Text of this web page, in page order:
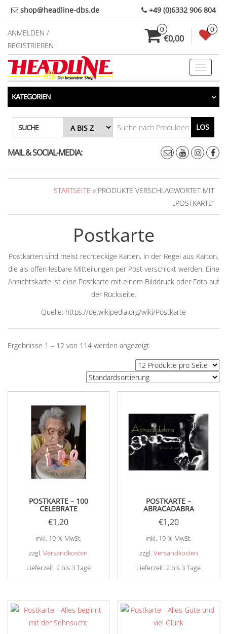
Direkt
zum
Inhalt
shop@headline-dbs.de +49 (0)6332 906 804
ANMELDEN /
REGISTRIEREN
0
€0,00
0
Toggle
KATEGORIEN
SUCHE LOS
MAIL & SOCIAL-MEDIA:
STARTSEITE » PRODUKTE VERSCHLAGWORTET MIT
„POSTKARTE“
Postkarte
Postkarten sind meist rechteckige Karten, in der Regel aus Karton,
die als offen lesbare Mitteilungen per Post verschickt werden. Eine
Ansichtskarte ist eine Postkarte mit einem Bilddruck oder Foto auf
der Rückseite.
Quelle: https://de.wikipedia.org/wiki/Postkarte
Ergebnisse 1 – 12 von 114 werden angezeigt
POSTKARTE – 100
CELEBRATE
€1,20
inkl. 19 % MwSt.
zzgl.Versandkosten
Lieferzeit: 2 bis 3 Tage
POSTKARTE –
ABRACADABRA
€1,20
inkl. 19 % MwSt.
zzgl. Versandkosten
Lieferzeit:2 bis 3 Tage